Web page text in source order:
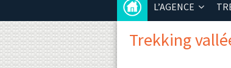
L’AGENCE
Trekking